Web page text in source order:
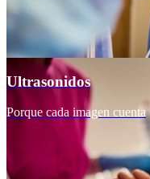
Ultrasonidos
Porque cada imagen cuenta